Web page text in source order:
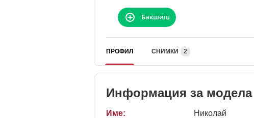
Бакшиш
ПРОФИЛ СНИМКИ 2
Информация за модела
Име:
Николай